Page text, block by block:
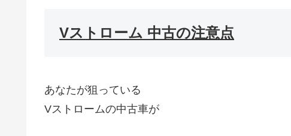
Vストローム 中古の注意点
あなたが狙っている
Vストロームの中古車が